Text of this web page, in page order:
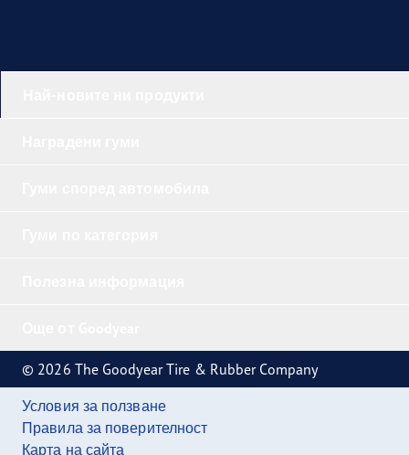
© 2026 The Goodyear Tire & Rubber Company
Условия за ползване
Правила за поверителност
Карта на сайта